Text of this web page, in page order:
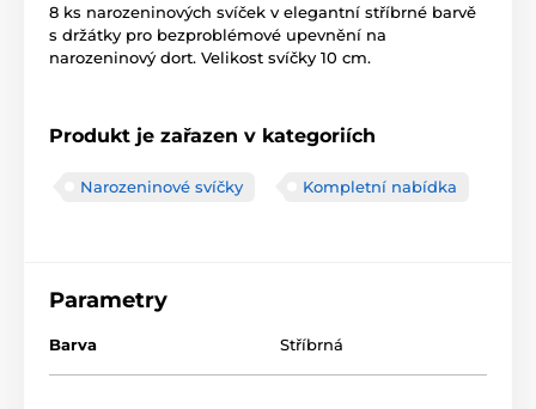
8 ks narozeninových svíček v elegantní stříbrné barvě
s držátky pro bezproblémové upevnění na
narozeninový dort. Velikost svíčky 10 cm.
Produkt je zařazen v kategoriích
Narozeninové svíčky Kompletní nabídka
Parametry
Barva Stříbrná